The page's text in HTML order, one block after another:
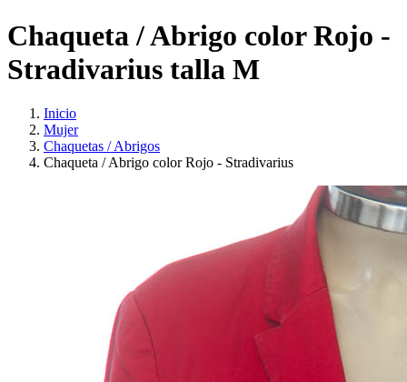
Chaqueta / Abrigo color Rojo -
Stradivarius talla M
Inicio
Mujer
Chaquetas / Abrigos
Chaqueta / Abrigo color Rojo - Stradivarius